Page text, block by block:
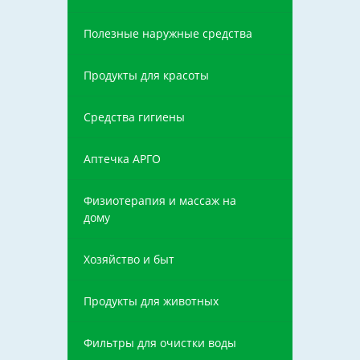
Полезные наружные средства
Продукты для красоты
Средства гигиены
Аптечка АРГО
Физиотерапия и массаж на
дому
Хозяйство и быт
Продукты для животных
Фильтры для очистки воды